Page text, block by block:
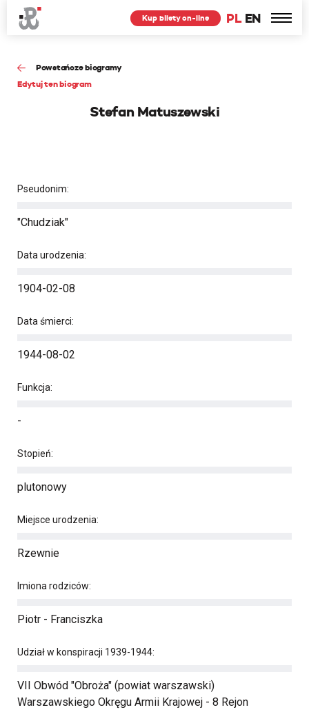
PL EN
Kup bilety on-line
Powstańcze biogramy
Edytuj ten biogram
Stefan Matuszewski
Pseudonim:
"Chudziak"
Data urodzenia:
1904-02-08
Data śmierci:
1944-08-02
Funkcja:
-
Stopień:
plutonowy
Miejsce urodzenia:
Rzewnie
Imiona rodziców:
Piotr - Franciszka
Udział w konspiracji 1939-1944:
VII Obwód "Obroża" (powiat warszawski)
Warszawskiego Okręgu Armii Krajowej - 8 Rejon